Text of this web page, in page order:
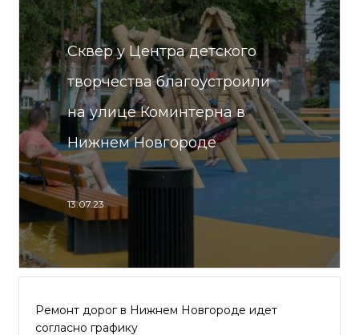
Сквер у Центра детского
творчества благоустроили
на улице Коминтерна в
Нижнем Новгороде
13.07.23
Ремонт дорог в Нижнем Новгороде идет
согласно графику